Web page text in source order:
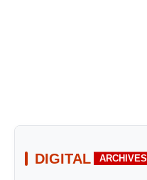
DIGITAL ARCHIVES